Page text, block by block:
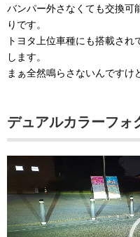
バンパー外さなくても交換可
りです。
トヨタ上位車種にも搭載さ
します。
まぁ全然鳴らさないんですけ
デュアルカラーフォ
プ
レ
ー